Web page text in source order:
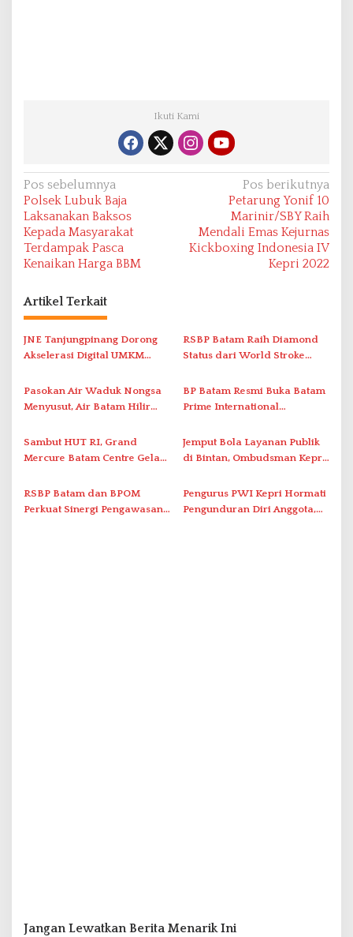
Ikuti Kami
N
a
v
i
a
s
i
p
o
s
Pos sebelumnya
Polsek Lubuk Baja
Laksanakan Baksos
Kepada Masyarakat
Terdampak Pasca
Kenaikan Harga BBM
Pos berikutnya
Petarung Yonif 10
Marinir/SBY Raih
Mendali Emas Kejurnas
Kickboxing Indonesia IV
Kepri 2022
Artikel Terkait
JNE Tanjungpinang Dorong
Akselerasi Digital UMKM
2026
RSBP Batam Raih Diamond
Status dari World Stroke
Penanganan Stroke
Berstandar Internasional
Pasokan Air Waduk Nongsa
Menyusut, Air Batam Hilir
Antar-IPAM
BP Batam Resmi Buka Batam
Prime International
2026 di Stadion Temenggung
Abdul Jamal
Sambut HUT RI, Grand
Mercure Batam Centre Gelar
Nusantara’
Jemput Bola Layanan Publik
di Bintan, Ombudsman Kepri
Solar Nelayan
RSBP Batam dan BPOM
Perkuat Sinergi Pengawasan
Pengurus PWI Kepri Hormati
Pengunduran Diri Anggota,
Jangan Lewatkan Berita Menarik Ini